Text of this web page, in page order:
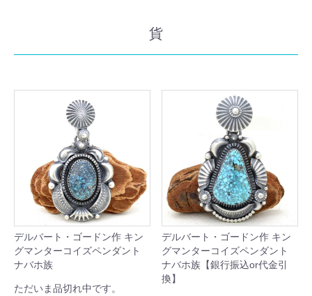
貨
デルバート・ゴードン作 キン
グマンターコイズペンダント
ナバホ族
ただいま品切れ中です。
デルバート・ゴードン作 キン
グマンターコイズペンダント
ナバホ族【銀行振込or代金引
換】